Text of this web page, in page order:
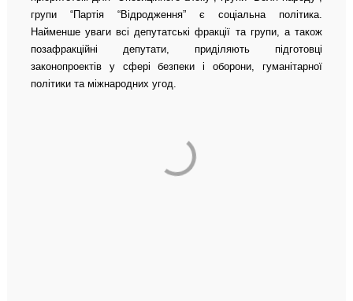
групи “Партія “Відродження” є соціальна політика.
Найменше уваги всі депутатські фракції та групи, а також
позафракційні депутати, приділяють підготовці
законопроектів у сфері безпеки і оборони, гуманітарної
політики та міжнародних угод.